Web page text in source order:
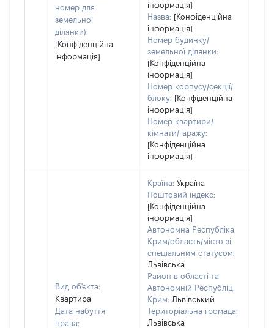
номер для
земельної
ділянки):
[Конфіденційна
інформація]
інформація]
Назва: [Конфіденційна
інформація]
Номер будинку/
земельної ділянки:
[Конфіденційна
інформація]
Номер корпусу/секції/
блоку: [Конфіденційна
інформація]
Номер квартири/
кімнати/гаражу:
[Конфіденційна
інформація]
Вид об'єкта:
Квартира
Дата набуття
права:
Країна: Україна
Поштовий індекс:
[Конфіденційна
інформація]
Автономна Республіка
Крим/область/місто зі
спеціальним статусом:
Львівська
Район в області та
Автономній Республіці
Крим: Львівський
Територіальна громада:
Львівська